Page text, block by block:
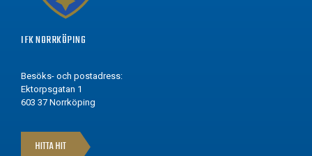
IFK NORRKÖPING
Besöks- och postadress:
Ektorpsgatan 1
603 37 Norrköping
HITTA HIT